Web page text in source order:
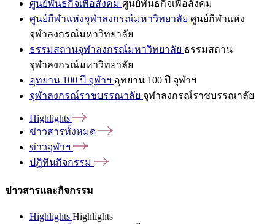
ศูนย์พันธกิจเพื่อสังคม ศูนย์พันธกิจเพื่อสังคม
ศูนย์กีฬาแห่งจุฬาลงกรณ์มหาวิทยาลัย ศูนย์กีฬาแห่ง
จุฬาลงกรณ์มหาวิทยาลัย
ธรรมสถานจุฬาลงกรณ์มหาวิทยาลัย ธรรมสถาน
จุฬาลงกรณ์มหาวิทยาลัย
อุทยาน 100 ปี จุฬาฯ อุทยาน 100 ปี จุฬาฯ
จุฬาลงกรณ์ราชบรรณาลัย จุฬาลงกรณ์ราชบรรณาลัย
Highlights
ข่าวสารทั้งหมด
ข่าวจุฬาฯ
ปฏิทินกิจกรรม
ข่าวสารและกิจกรรม
Highlights Highlights